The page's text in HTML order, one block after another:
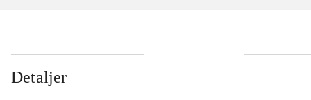
Detaljer